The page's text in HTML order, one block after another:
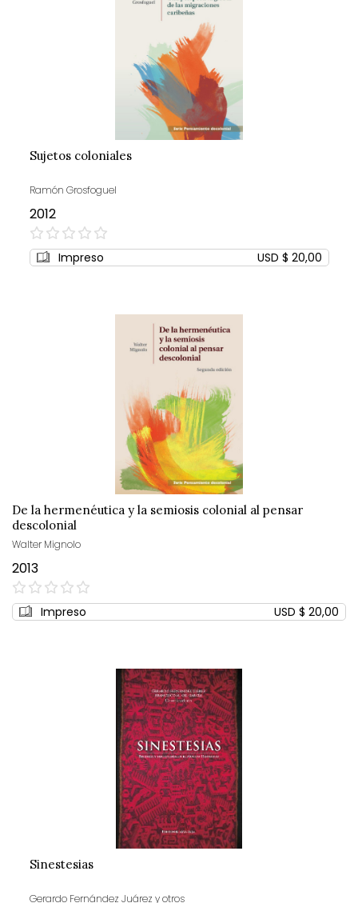
Sujetos coloniales
Ramón Grosfoguel
2012
0%
Impreso USD $ 20,00
De la hermenéutica y la semiosis colonial al pensar
descolonial
Walter Mignolo
2013
0%
Impreso USD $ 20,00
Sinestesias
Gerardo Fernández Juárez y otros